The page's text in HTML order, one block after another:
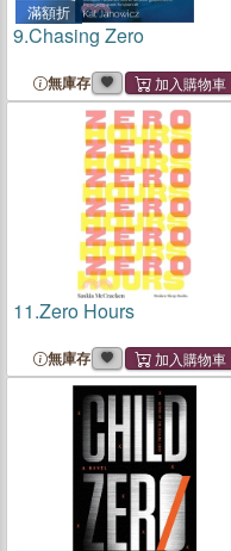
滿額折
9.Chasing Zero
無庫存
11.Zero Hours
無庫存